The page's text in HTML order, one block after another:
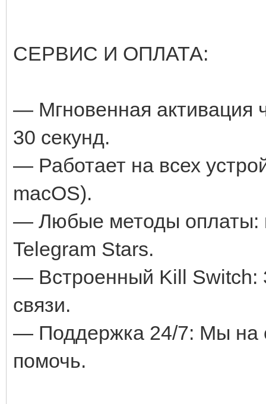
СЕРВИС И ОПЛАТА:
— Мгновенная активация
30 секунд.
— Работает на всех
macOS).
— Любые методы оплаты:
Telegram Stars.
— Встроенный Kill Switch:
связи.
— Поддержка 24/7: Мы на
помочь.